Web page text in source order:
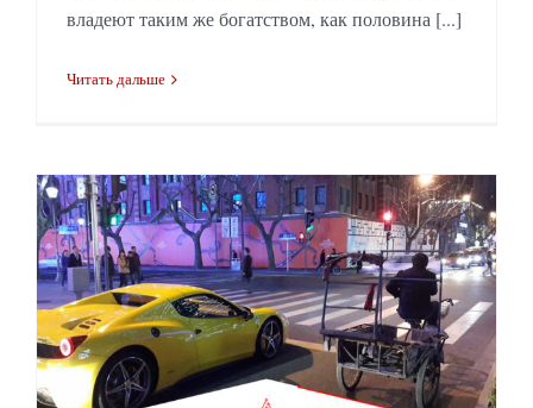
владеют таким же богатством, как половина [...]
Читать дальше